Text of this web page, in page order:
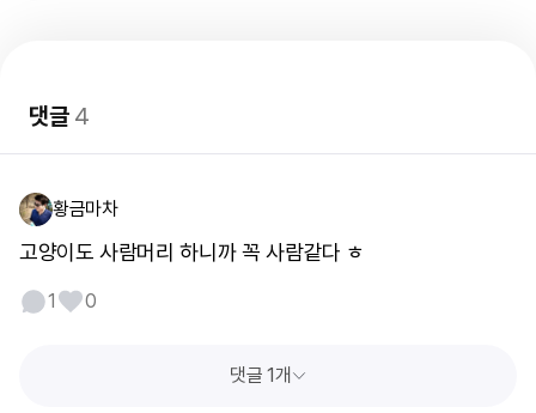
댓글4
황금마차
고양이도 사람머리 하니까 꼭 사람같다 ㅎ
1 0
댓글 1개